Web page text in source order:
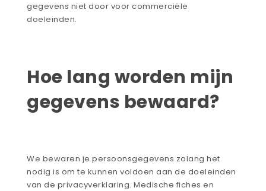
gegevens niet door voor commerciële
doeleinden.
Hoe lang worden mijn
gegevens bewaard?
We bewaren je persoonsgegevens zolang het
nodig is om te kunnen voldoen aan de doeleinden
van de privacyverklaring. Medische fiches en